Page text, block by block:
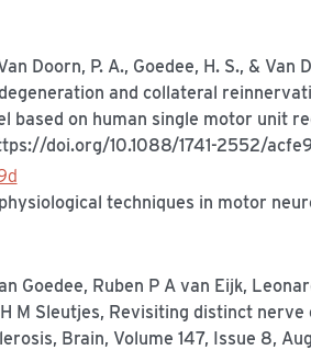
Doorn, P. A., Goedee, H. S., &
and collateral
based on human single motor unit
doi.org/10.1088/1741-2552/
techniques in motor
Goedee, Ruben P A van Eijk,
M Sleutjes, Revisiting distinct
Brain, Volume 147, Issue 8,